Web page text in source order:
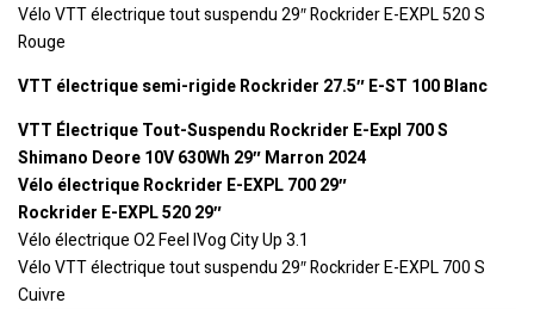
Vélo VTT électrique tout suspendu 29″ Rockrider E-EXPL 520 S
Rouge
VTT électrique semi-rigide Rockrider 27.5″ E-ST 100 Blanc
VTT Électrique Tout-Suspendu Rockrider E-Expl 700 S
Shimano Deore 10V 630Wh 29″ Marron 2024
Vélo électrique Rockrider E-EXPL 700 29″
Rockrider E-EXPL 520 29″
Vélo électrique O2 Feel IVog City Up 3.1
Vélo VTT électrique tout suspendu 29″ Rockrider E-EXPL 700 S
Cuivre